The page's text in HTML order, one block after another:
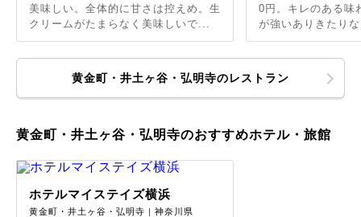
美味しい。全体的に甘さは控えめ。生
クリームがたまらなく美味しいで...
0円。キレのある味
が強いありきたり
黄金町・井土ヶ谷・弘明寺のレストラン
黄金町・井土ヶ谷・弘明寺のおすすめホテル・旅館
ホテルマイステイズ横浜
黄金町・井土ヶ谷・弘明寺｜神奈川県